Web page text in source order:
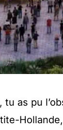
as pu